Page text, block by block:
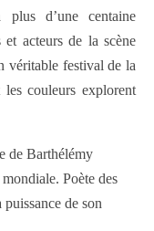
d’une centaine
et acteurs de la scène
véritable festival de la
couleurs explorent
de Barthélémy
Poète des
de son